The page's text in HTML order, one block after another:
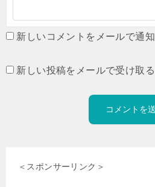
新しいコメントをメールで通知
新しい投稿をメールで受け取る
＜スポンサーリンク＞